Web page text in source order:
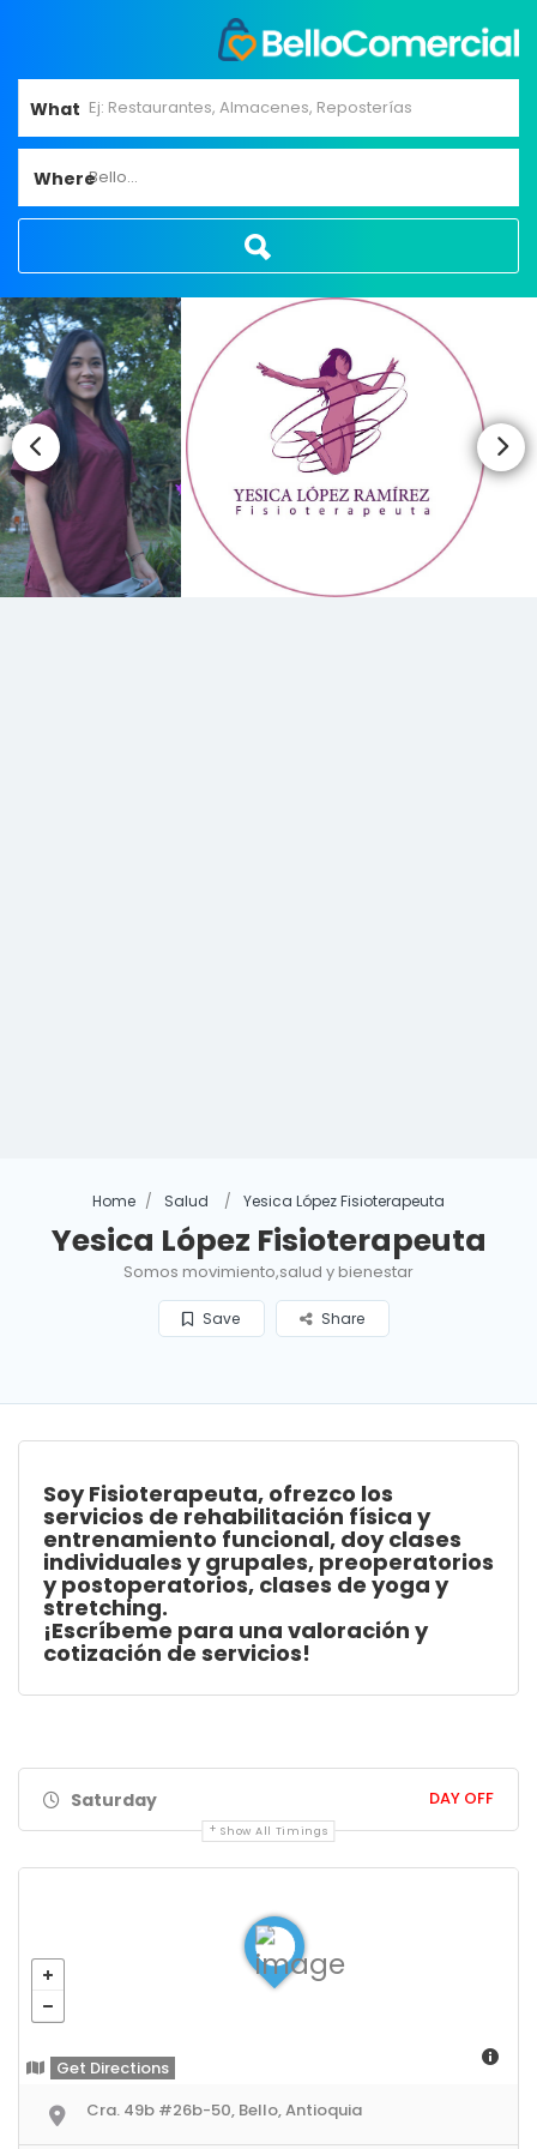
What
WhereBello...
Home Salud Yesica López Fisioterapeuta
Yesica López Fisioterapeuta
Somos movimiento,salud y bienestar
Save Share
Soy Fisioterapeuta, ofrezco los
servicios de rehabilitación física y
entrenamiento funcional, doy clases
individuales y grupales, preoperatorios
y postoperatorios, clases de yoga y
stretching.
¡Escríbeme para una valoración y
cotización de servicios!
Saturday DAY OFF
Show All Timings
Get Directions
Cra. 49b #26b-50, Bello, Antioquia